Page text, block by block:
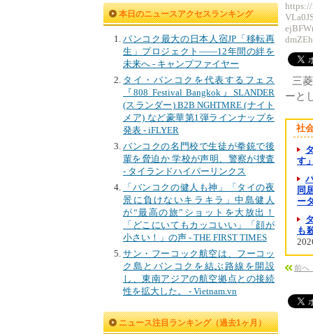
本日のニュースアクセスランキング
バンコク最大の日本人宿JP「移転再
生」プロジェクト――12年間の絆を
未来へ - キャンプファイヤー
タイ・バンコクを代表するフェス
『808 Festival Bangkok』SLANDER
(スランダー) B2B NGHTMRE (ナイト
メア) など豪華第1弾ラインナップを
発表 - iFLYER
バンコクの名門校で生徒が拳銃で後
輩を脅迫か 学校が声明、警察が捜査
- タイランドハイパーリンクス
「バンコクの健人も神」「タイの夜
景に負けないキラキラ」中島健人
が“最高の旅”ショットを大放出！
「どこにいてもカッコいい」「顔が
小さい！」の声 - THE FIRST TIMES
サン・フーコック航空は、フーコッ
ク島とバンコクを結ぶ路線を開設
し、東南アジアの航空拠点との接続
性を拡大した。 - Vietnam.vn
ニュース注目ランキング（過去1ヶ月）
三
ーと
社
す
同
ー
も
前へ